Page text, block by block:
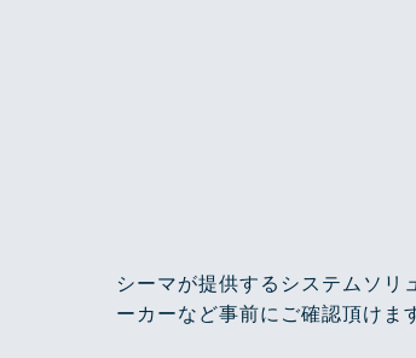
シーマが提供するシステムソ
ーカーなど事前にご確認頂けま